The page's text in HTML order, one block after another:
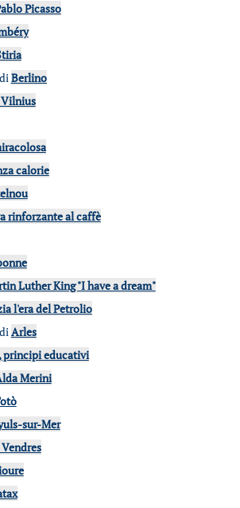
Picasso
Berlino
Vilnius
calorie
rinforzante al caffè
Luther King "I have a dream"
l'era del Petrolio
Arles
principi educativi
Merini
sur-Mer